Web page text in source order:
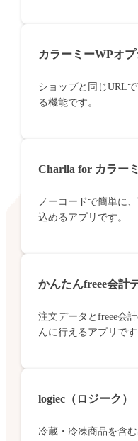
カラーミーWPオ
ショップと同じURLで
る機能です。
Charlla for カラー
ノーコードで簡単に
込めるアプリです。
かんたんfreee会計
注文データとfreee会
んに行えるアプリです
logiec（ロジーク）
冷蔵・冷凍商品を含